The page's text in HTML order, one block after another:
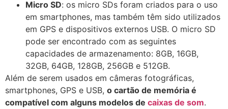
Micro SD: os micro SDs foram criados para o uso
em smartphones, mas também têm sido utilizados
em GPS e dispositivos externos USB. O micro SD
pode ser encontrado com as seguintes
capacidades de armazenamento: 8GB, 16GB,
32GB, 64GB, 128GB, 256GB e 512GB.
Além de serem usados em câmeras fotográficas,
smartphones, GPS e USB, o cartão de memória é
compatível com alguns modelos de caixas de som.